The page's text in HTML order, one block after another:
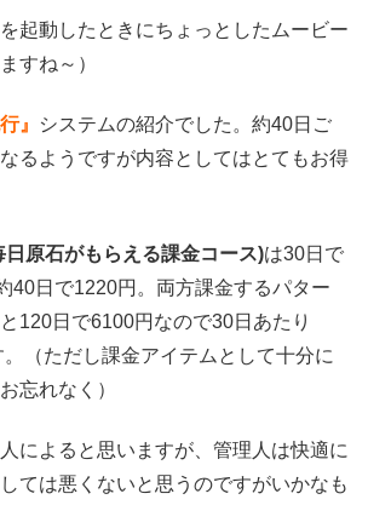
を起動したときにちょっとしたムービー
すね～）
』
システムの紹介でした。約40日ご
るようですが内容としてはとてもお得
日原石がもらえる課金コース)は30日で
40日で1220円。両方課金するパター
120日で6100円なので30日あたり
（ただし課金アイテムとして十分に
忘れなく）
によると思いますが、管理人は快適に
ては悪くないと思うのですがいかなも